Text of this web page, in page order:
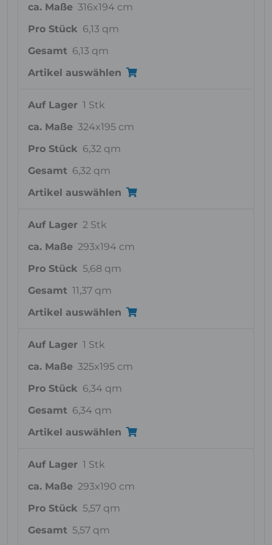
ca. Maße 316x194 cm
Pro Stück 6,13 qm
Gesamt 6,13 qm
Artikel auswählen
Auf Lager 1 Stk
ca. Maße 324x195 cm
Pro Stück 6,32 qm
Gesamt 6,32 qm
Artikel auswählen
Auf Lager 2 Stk
ca. Maße 293x194 cm
Pro Stück 5,68 qm
Gesamt 11,37 qm
Artikel auswählen
Auf Lager 1 Stk
ca. Maße 325x195 cm
Pro Stück 6,34 qm
Gesamt 6,34 qm
Artikel auswählen
Auf Lager 1 Stk
ca. Maße 293x190 cm
Pro Stück 5,57 qm
Gesamt 5,57 qm